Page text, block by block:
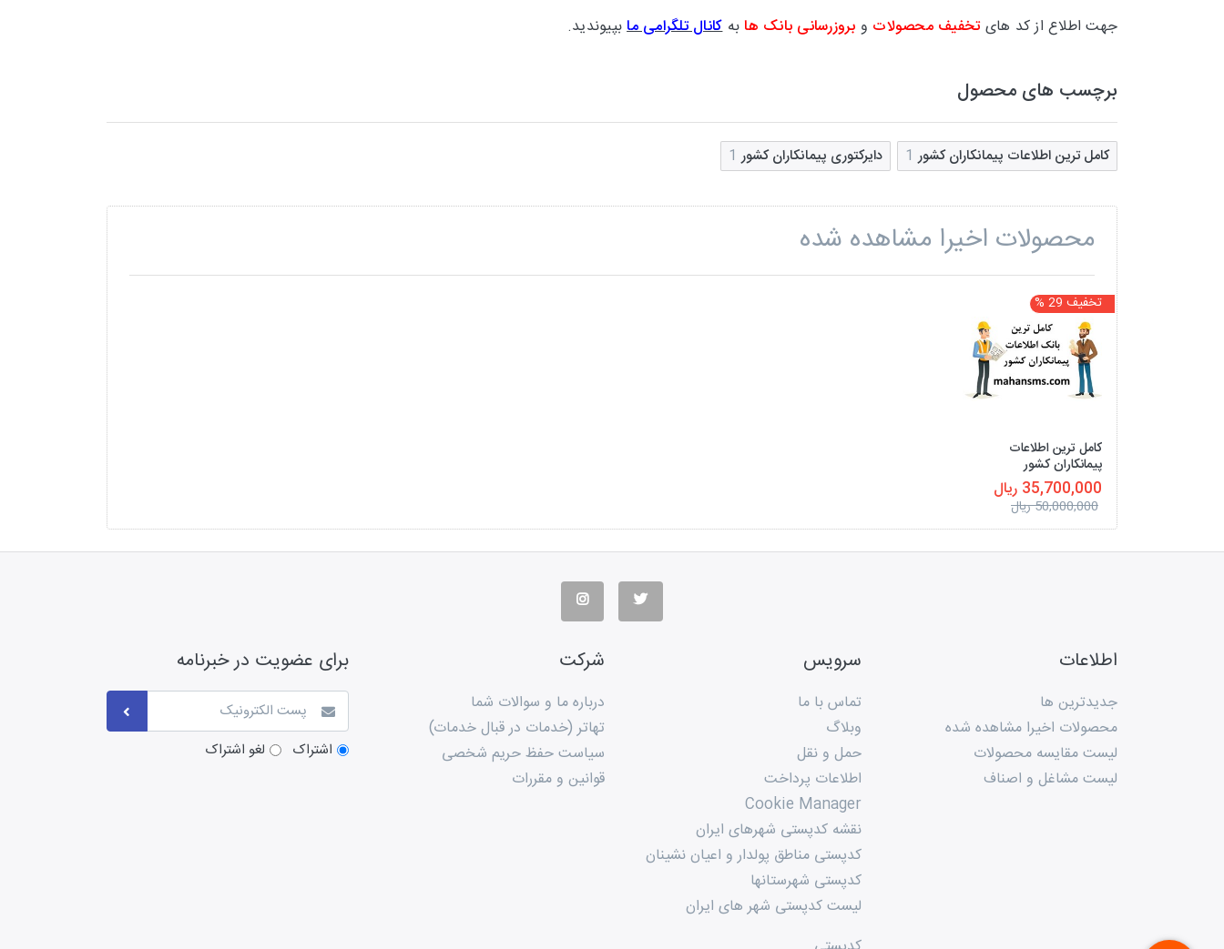
جهت اطلاع از کد های تخفیف محصولات و بروزرسانی بانک ها بهکانال تلگرامی مابپیوندید.
برچسب های محصول
کامل ترین اطلاعات پیمانکاران کشور 1 دایرکتوری پیمانکاران کشور 1
محصولات اخیرا مشاهده شده
تخفیف 29 %
کامل ترین اطلاعات
پیمانکاران کشور
35,700,000 ریال
50,000,000 ریال
اطلاعات
جدیدترین ها
محصولات اخیرا مشاهده شده
لیست مقایسه محصولات
لیست مشاغل و اصناف
سرویس
تماس با ما
وبلاگ
حمل و نقل
اطلاعات پرداخت
Cookie Manager
نقشه کدپستی شهرهای ایران
کدپستی مناطق پولدار و اعیان نشینان
کدپستی شهرستانها
لیست کدپستی شهر های ایران
شرکت
درباره ما و سوالات شما
تهاتر (خدمات در قبال خدمات)
سیاست حفظ حریم شخصی
قوانین و مقررات
برای عضویت در خبرنامه
اشتراک لغو اشتراک